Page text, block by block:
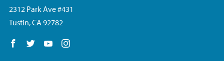
2312 Park Ave #431
Tustin, CA 92782
Follow us on Facebook
Follow us on Twitter
Follow us on YouTube